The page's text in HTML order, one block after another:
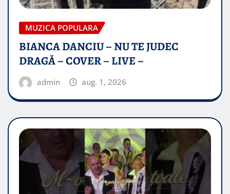
MUZICA POPULARA
BIANCA DANCIU – NU TE JUDEC
DRAGĂ – COVER – LIVE –
admin aug. 1, 2026